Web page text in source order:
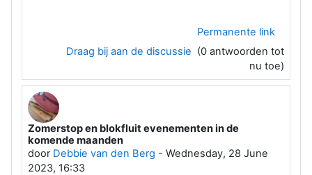
Permanente link
Draag bij aan de discussie (0 antwoorden tot
nu toe)
Zomerstop en blokfluit evenementen in de
komende maanden
door Debbie van den Berg - Wednesday, 28 June
2023, 16:33